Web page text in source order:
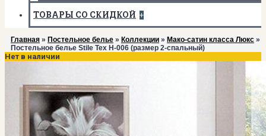
ТОВАРЫ СО СКИДКОЙ +
Главная » Постельное белье » Коллекции » Мако-сатин класса Люкс »
Постельное белье Stile Tex H-006 (размер 2-спальный)
Нет в наличии